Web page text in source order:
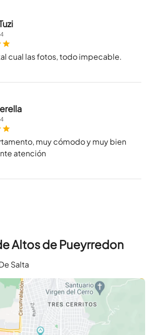
cual las fotos, todo impecable.
muy cómodo y muy bien
atención
Altos de Pueyrredon
Salta